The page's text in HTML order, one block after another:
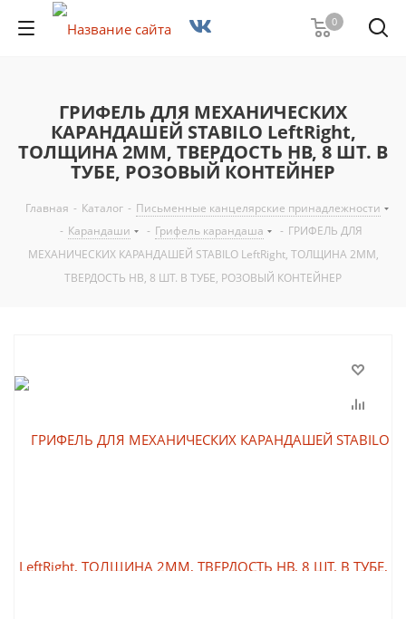
0
ГРИФЕЛЬ ДЛЯ МЕХАНИЧЕСКИХ
КАРАНДАШЕЙ STABILO LeftRight,
ТОЛЩИНА 2ММ, ТВЕРДОСТЬ НВ, 8 ШТ. В
ТУБЕ, РОЗОВЫЙ КОНТЕЙНЕР
Главная - Каталог - Письменные канцелярские принадлежности
- Карандаши - Грифель карандаша - ГРИФЕЛЬ ДЛЯ
МЕХАНИЧЕСКИХ КАРАНДАШЕЙ STABILO LeftRight, ТОЛЩИНА 2ММ,
ТВЕРДОСТЬ НВ, 8 ШТ. В ТУБЕ, РОЗОВЫЙ КОНТЕЙНЕР